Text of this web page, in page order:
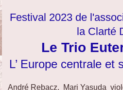
Festival 2023 de
la Clarté
Le Trio
L’ Europe centrale et
André Rebacz, Mari Yasuda